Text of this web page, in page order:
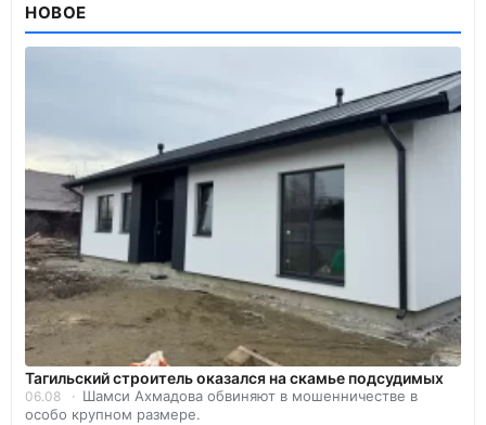
НОВОЕ
Тагильский строитель оказался на скамье подсудимых
06.08
Шамси Ахмадова обвиняют в мошенничестве в
особо крупном размере.